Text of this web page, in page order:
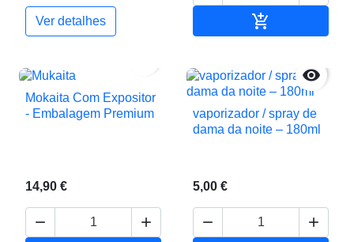
Ver detalhes 
Mokaita Com Expositor
- Embalagem Premium
14,90 €
 

vaporizador / spray de
dama da noite – 180ml
5,00 €
 